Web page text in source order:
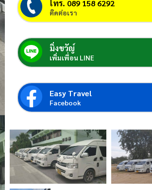
โทร. 089 158 6292
ติดต่อเรา
มิ่งขวัญ์
เพิ่มเพื่อน LINE
Easy Travel
Facebook